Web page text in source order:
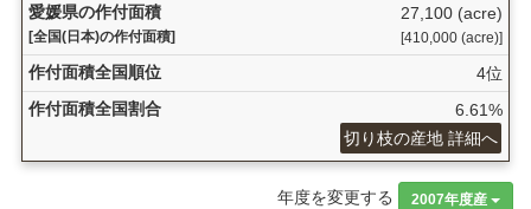
愛媛県の作付面積
[全国(日本)の作付面積]
27,100 (acre)
[410,000 (acre)]
作付面積全国順位
4位
作付面積全国割合
6.61%
切り枝の産地 詳細へ
年度を変更する 2007年度産